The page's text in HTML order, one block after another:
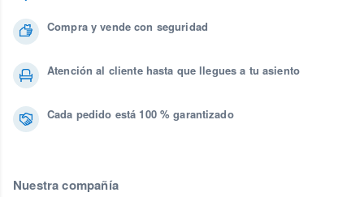
Compra y vende con seguridad
Atención al cliente hasta que llegues a tu asiento
Cada pedido está 100 % garantizado
Nuestra compañía